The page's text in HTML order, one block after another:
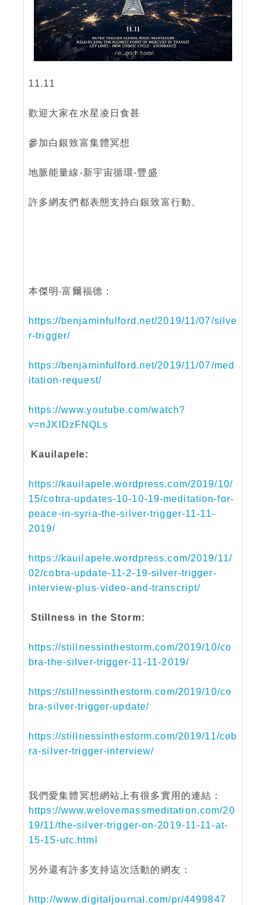
11.11
歡迎大家在水星凌日食甚
參加白銀致富集體冥想
地脈能量線-新宇宙循環-豐盛
許多網友們都表態支持白銀致富行動。
本傑明‧富爾福德：
https://benjaminfulford.net/2019/11/07/silve
r-trigger/
https://benjaminfulford.net/2019/11/07/med
itation-request/
https://www.youtube.com/watch?
v=nJXlDzFNQLs
Kauilapele:
https://kauilapele.wordpress.com/2019/10/
15/cobra-updates-10-10-19-meditation-for-
peace-in-syria-the-silver-trigger-11-11-
2019/
https://kauilapele.wordpress.com/2019/11/
02/cobra-update-11-2-19-silver-trigger-
interview-plus-video-and-transcript/
Stillness in the Storm:
https://stillnessinthestorm.com/2019/10/co
bra-the-silver-trigger-11-11-2019/
https://stillnessinthestorm.com/2019/10/co
bra-silver-trigger-update/
https://stillnessinthestorm.com/2019/11/cob
ra-silver-trigger-interview/
我們愛集體冥想網站上有很多實用的連結：
https://www.welovemassmeditation.com/20
19/11/the-silver-trigger-on-2019-11-11-at-
15-15-utc.html
另外還有許多支持這次活動的網友：
http://www.digitaljournal.com/pr/4499847